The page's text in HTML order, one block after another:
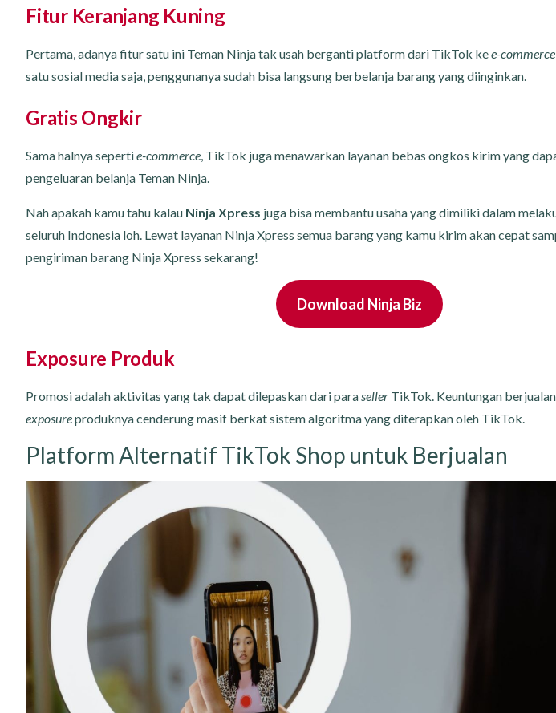
Fitur Keranjang Kuning
Pertama, adanya fitur satu ini Teman Ninja tak usah berganti platform dari TikTok kee-commerce
satu sosial media saja, penggunanya sudah bisa langsung berbelanja barang yang diinginkan.
Gratis Ongkir
Sama halnya sepertie-commerce, TikTok juga menawarkan layanan bebas ongkos kirim yang
pengeluaran belanja Teman Ninja.
Nah apakah kamu tahu kalau Ninja Xpress juga bisa membantu usaha yang dimiliki dalam
seluruh Indonesia loh. Lewat layanan Ninja Xpress semua barang yang kamu kirim akan cepat
pengiriman barang Ninja Xpress sekarang!
Download Ninja Biz
Exposure Produk
Promosi adalah aktivitas yang tak dapat dilepaskan dari paraseller TikTok. Keuntungan
exposureproduknya cenderung masif berkat sistem algoritma yang diterapkan oleh TikTok.
Platform Alternatif TikTok Shop untuk Berjualan